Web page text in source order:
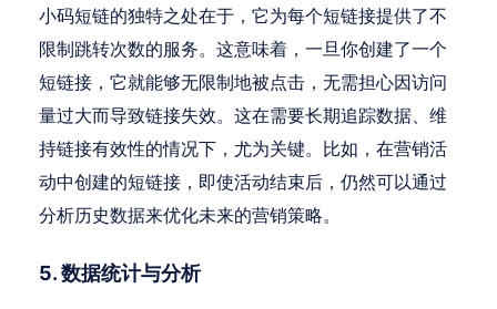
小码短链的独特之处在于，它为每个短链接提供了不
限制跳转次数的服务。这意味着，一旦你创建了一个
短链接，它就能够无限制地被点击，无需担心因访问
量过大而导致链接失效。这在需要长期追踪数据、维
持链接有效性的情况下，尤为关键。比如，在营销活
动中创建的短链接，即使活动结束后，仍然可以通过
分析历史数据来优化未来的营销策略。
5. 数据统计与分析